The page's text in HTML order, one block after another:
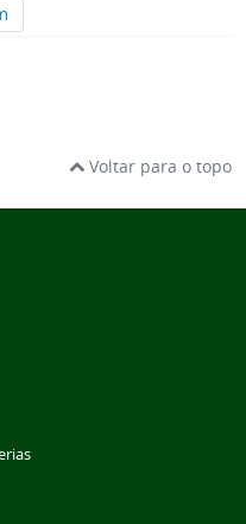
Voltar para o topo